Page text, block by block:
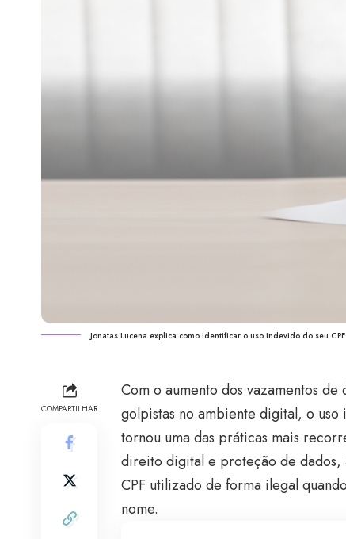
Jonatas Lucena explica como identificar o uso indevido do seu
COMPARTILHAR
Com o aumento dos vazamentos
golpistas no ambiente digital, o uso
tornou uma das práticas mais
direito digital e proteção de dados,
CPF utilizado de forma ilegal
nome.